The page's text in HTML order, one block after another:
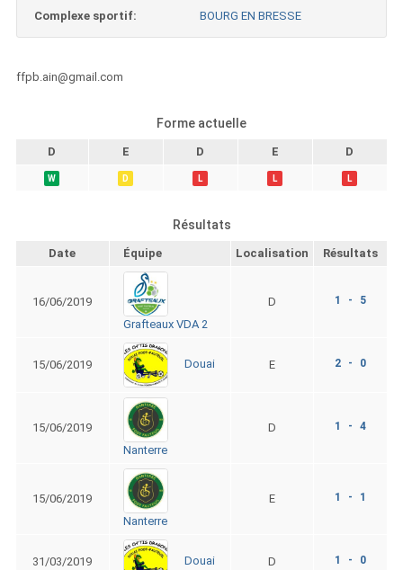
Complexe sportif:
BOURG EN BRESSE
ffpb.ain@gmail.com
Forme actuelle
D E D E D
W D L L L
Résultats
Date Équipe Localisation Résultats
16/06/2019
Grafteaux VDA 2
D 1 - 5
15/06/2019 Douai E 2 - 0
15/06/2019
Nanterre
D 1 - 4
15/06/2019
Nanterre
E 1 - 1
31/03/2019 Douai D 1 - 0